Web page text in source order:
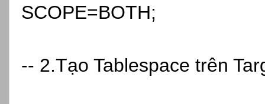
SCOPE=BOTH;
-- 2.Tạo Tablespace trên